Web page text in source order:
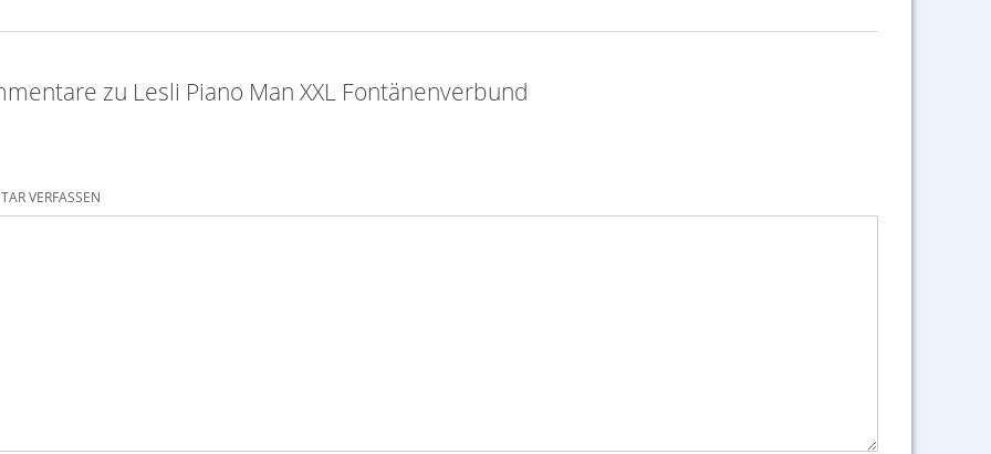
zu Lesli Piano Man XXL Fontänenverbund
VERFASSEN